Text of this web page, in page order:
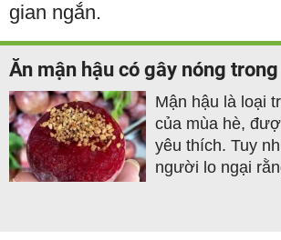
gian ngắn.
Ăn mận hậu có gây nóng
Mận hậu là loại
của mùa hè,
yêu thích. Tuy
người lo ngại